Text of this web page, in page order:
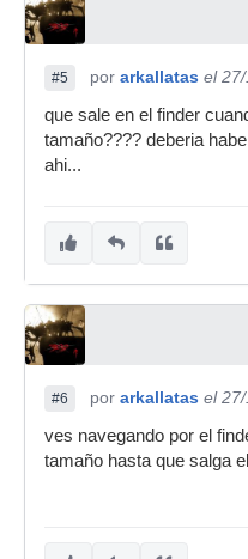
#5 por arkallatas el
que sale en el finder
tamaño???? deberia
ahi...
#6 por arkallatas el
ves navegando por el
tamaño hasta que salga